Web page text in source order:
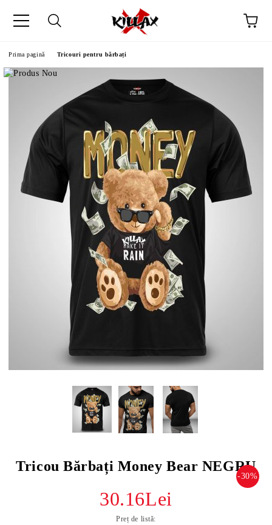
Prima pagină Tricouri pentru bărbați
Tricou Bărbați Money Bear NEGRU
-30%
30.16Lei
Preț de listă: